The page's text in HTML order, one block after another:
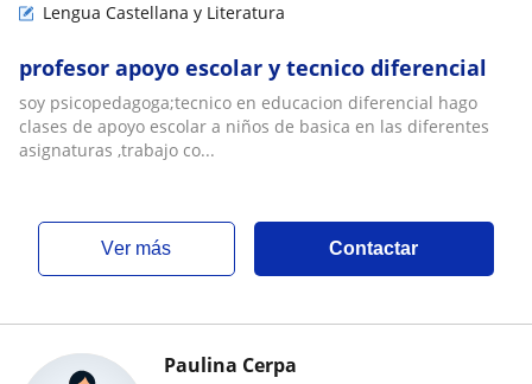
Lengua Castellana y Literatura
profesor apoyo escolar y tecnico diferencial
soy psicopedagoga;tecnico en educacion diferencial hago
clases de apoyo escolar a niños de basica en las diferentes
asignaturas ,trabajo co...
ver más Contactar
Paulina Cerpa